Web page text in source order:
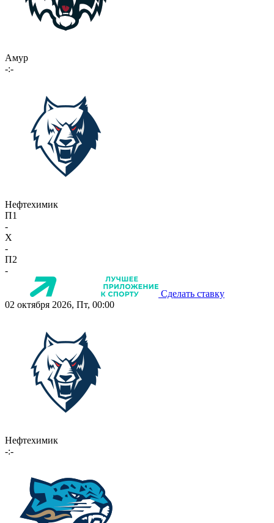
Амур
-:-
Нефтехимик
П1
-
X
-
П2
-
Сделать ставку
02 октября 2026, Пт, 00:00
Нефтехимик
-:-